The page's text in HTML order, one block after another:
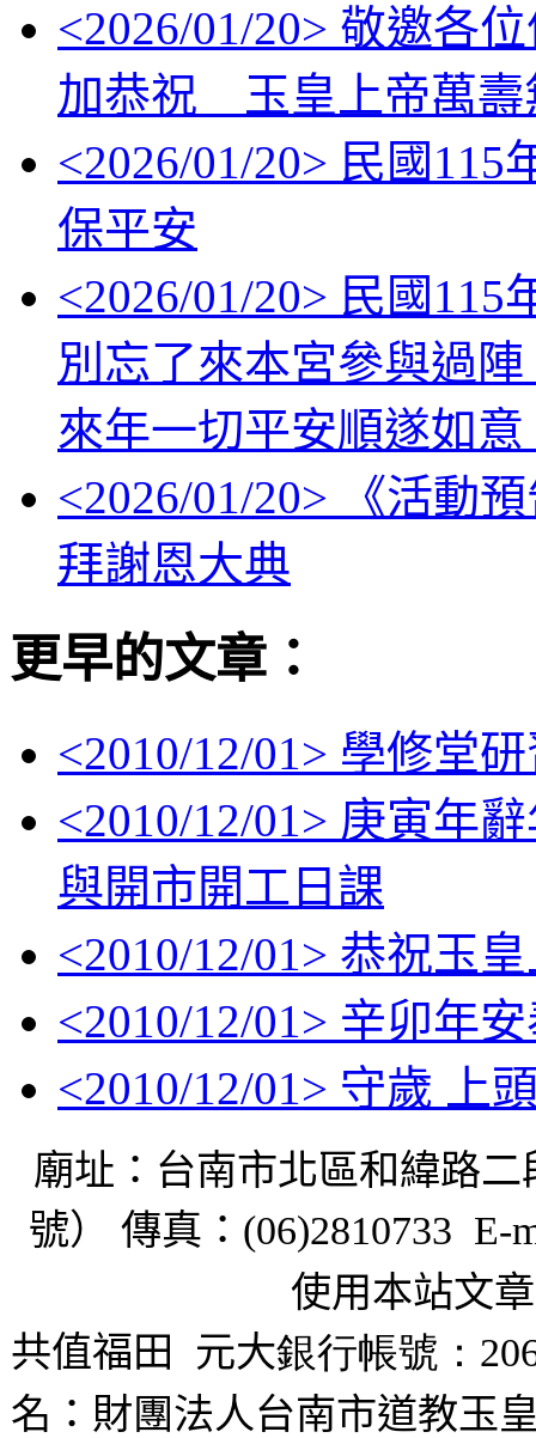
<2026/01/20> 敬邀各
加恭祝 玉皇上帝萬壽
<2026/01/20> 民國115
保平安
<2026/01/20> 民國115
別忘了來本宮參與過
來年一切平安順遂如
<2026/01/20> 《活動
拜謝恩大典
更早的文章：
<2010/12/01> 學修堂
<2010/12/01> 庚寅年
與開市開工日課
<2010/12/01> 恭祝玉
<2010/12/01> 辛卯年
<2010/12/01> 守歲 上
廟址：台南市北區和緯路二
號） 傳真： (06)2810733 E-
使用本站文
共值福田
元大銀行帳號：
名：財團法人台南市道教玉